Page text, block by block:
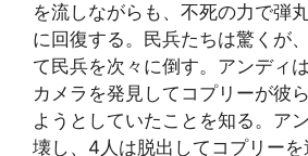
を流しながらも、不死の力で弾
に回復する。民兵たちは驚くが
て民兵を次々に倒す。アンディ
カメラを発見してコプリーが彼
ようとしていたことを知る。ア
壊し、4人は脱出してコプリー